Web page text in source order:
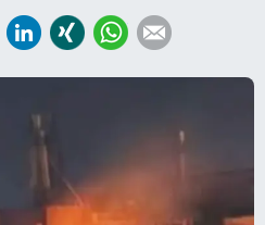
PinterestLinkedIn
Xing WhatsApp